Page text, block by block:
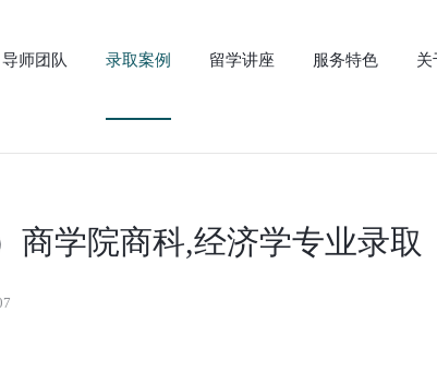
导师团队 录取案例 留学讲座 服务特色 关
商学院商科,经济学专业录取